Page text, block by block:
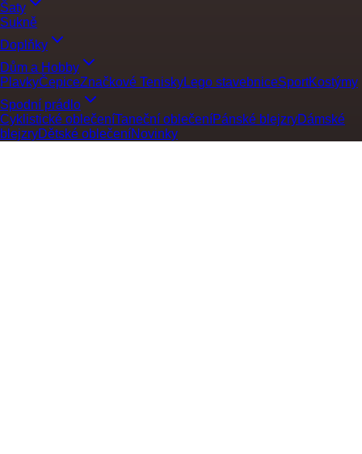
Šaty
Sukně
Doplňky
Dům a Hobby
PlavkyČepiceZnačkové TeniskyLego stavebniceSportKostýmy
Spodní prádlo
Cyklistické oblečeníTaneční oblečeníPánské blejzryDámské
blejzryDětské oblečeníNovinky